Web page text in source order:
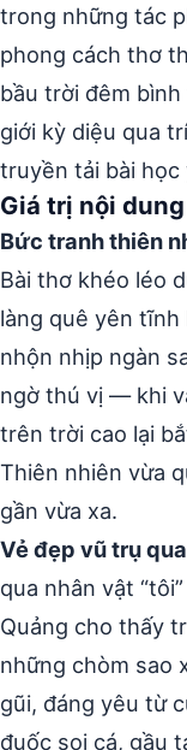
trong những tác
phong cách thơ
bầu trời đêm
giới kỳ diệu qua
truyền tải bài học
Giá trị nội dung
Bức tranh thiên
Bài thơ khéo léo
làng quê yên tĩnh
nhộn nhịp ngàn
ngờ thú vị — khi
trên trời cao lại
Thiên nhiên vừa
gần vừa xa.
Vẻ đẹp vũ trụ
qua nhân vật
Quảng cho thấy
những chòm sao
gũi, đáng yêu từ
đuốc soi cá, gầu